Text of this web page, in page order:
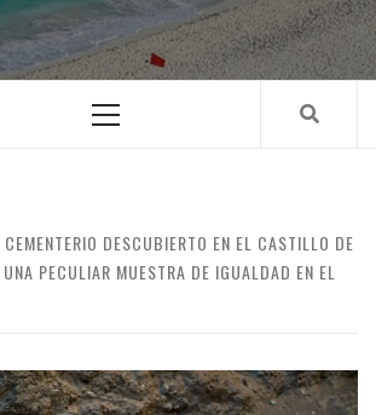
Menu
CEMENTERIO DESCUBIERTO EN EL CASTILLO DE
PECULIAR MUESTRA DE IGUALDAD EN EL